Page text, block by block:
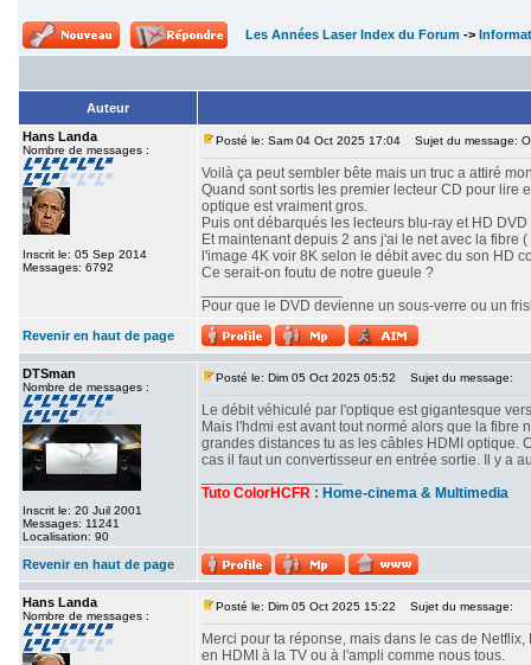
Les Années Laser Index du Forum ->
Auteur
Hans Landa
Nombre de messages :
Inscrit le: 05 Sep 2014
Messages: 6792
Posté le: Sam 04 Oct 2025 17:04 Sujet du message:
Voilà ça peut sembler bête mais un truc a attiré
Quand sont sortis les premier lecteur CD pour lire
optique est vraiment gros.
Puis ont débarqués les lecteurs blu-ray et HD
Et maintenant depuis 2 ans j'ai le net avec la fibre
l'image 4K voir 8K selon le débit avec du son HD
Ce serait-on foutu de notre gueule ?
Pour que le DVD devienne un sous-verre ou un
Revenir en haut de page
DTSman
Nombre de messages :
Inscrit le: 20 Juil 2001
Messages: 11241
Localisation: 90
Posté le: Dim 05 Oct 2025 05:52 Sujet du message:
Le débit véhiculé par l'optique est gigantesque
Mais l'hdmi est avant tout normé alors que la fibre
grandes distances tu as les câbles HDMI optique.
cas il faut un convertisseur en entrée sortie. Il y a
Tuto ColorHCFR : Home-cinema & Multimedia
Revenir en haut de page
Hans Landa
Nombre de messages :
Posté le: Dim 05 Oct 2025 15:22 Sujet du message:
Merci pour ta réponse, mais dans le cas de
en HDMI à la TV ou à l'ampli comme nous tous.